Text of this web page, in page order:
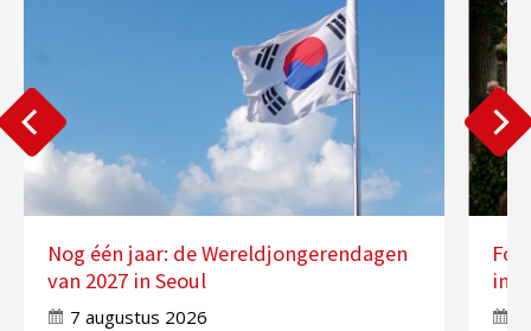
Nog één jaar: de Wereldjongerendagen
van 2027 in Seoul
7 augustus 2026
in